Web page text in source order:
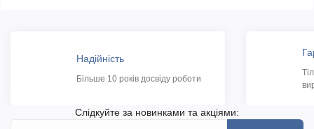
Надійність
Більше 10 років досвіду роботи
Слідкуйте за новинками та акціями: